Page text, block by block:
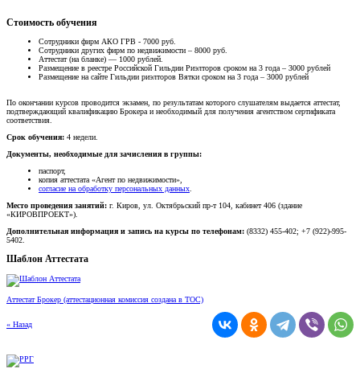
Стоимость обучения
Сотрудники фирм АКО ГРВ - 7000 руб.
Сотрудники других фирм по недвижимости – 8000 руб.
Аттестат (на бланке) — 1000 рублей.
Размещение в реестре Российской Гильдии Риэлторов сроком на 3 года – 3000 рублей
Размещение на сайте Гильдии риэлторов Вятки сроком на 3 года – 3000 рублей
По окончании курсов проводится экзамен, по результатам которого слушателям выдается аттестат,
подтверждающий квалификацию Брокера и необходимый для получения агентством сертификата
соответствия.
Срок обучения: 4 недели.
Документы, необходимые для зачисления в группы:
паспорт,
копия аттестата «Агент по недвижимости»,
согласие на обработку персональных данных.
Место проведения занятий: г. Киров, ул. Октябрьский пр-т 104, кабинет 406 (здание
«КИРОВПРОЕКТ»).
Дополнительная информация и запись на курсы по телефонам: (8332) 455-402; +7 (922)-995-
5402.
Шаблон Аттестата
Аттестат Брокер (аттестационная комиссия создана в ТОС)
« Назад